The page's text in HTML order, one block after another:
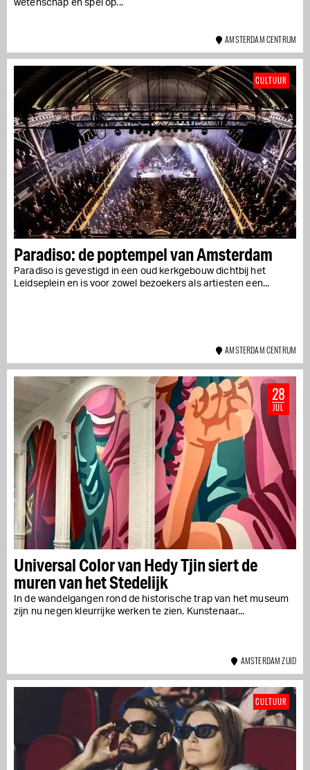
wetenschap en spel op...
AMSTERDAM CENTRUM
Paradiso: de poptempel van Amsterdam
Paradiso is gevestigd in een oud kerkgebouw dichtbij het
Leidseplein en is voor zowel bezoekers als artiesten een...
CULTUUR
AMSTERDAM CENTRUM
Universal Color van Hedy Tjin siert de
muren van het Stedelijk
In de wandelgangen rond de historische trap van het museum
zijn nu negen kleurrijke werken te zien. Kunstenaar...
28
JUL
AMSTERDAM ZUID
CULTUUR